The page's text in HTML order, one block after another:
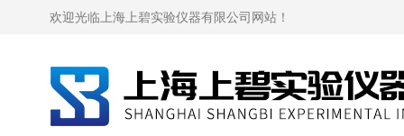
欢迎光临上海上碧实验仪器有限公司网站！